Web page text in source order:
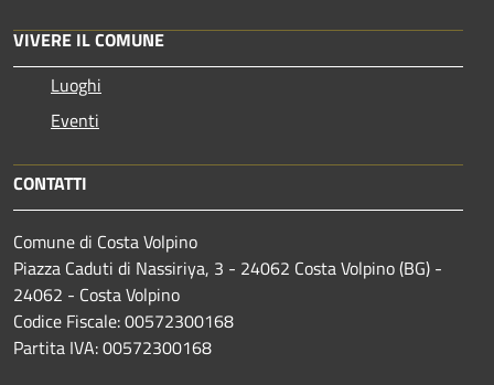
VIVERE IL COMUNE
Luoghi
Eventi
CONTATTI
Comune di Costa Volpino
Piazza Caduti di Nassiriya, 3 - 24062 Costa Volpino (BG) -
24062 - Costa Volpino
Codice Fiscale: 00572300168
Partita IVA: 00572300168